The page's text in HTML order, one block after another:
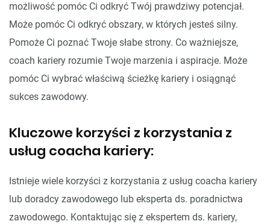
możliwość pomóc Ci odkryć Twój prawdziwy potencjał.
Może pomóc Ci odkryć obszary, w których jesteś silny.
Pomoże Ci poznać Twoje słabe strony. Co ważniejsze,
coach kariery rozumie Twoje marzenia i aspiracje. Może
pomóc Ci wybrać właściwą ścieżkę kariery i osiągnąć
sukces zawodowy.
Kluczowe korzyści z korzystania z
usług coacha kariery:
Istnieje wiele korzyści z korzystania z usług coacha kariery
lub doradcy zawodowego lub eksperta ds. poradnictwa
zawodowego. Kontaktując się z ekspertem ds. kariery,